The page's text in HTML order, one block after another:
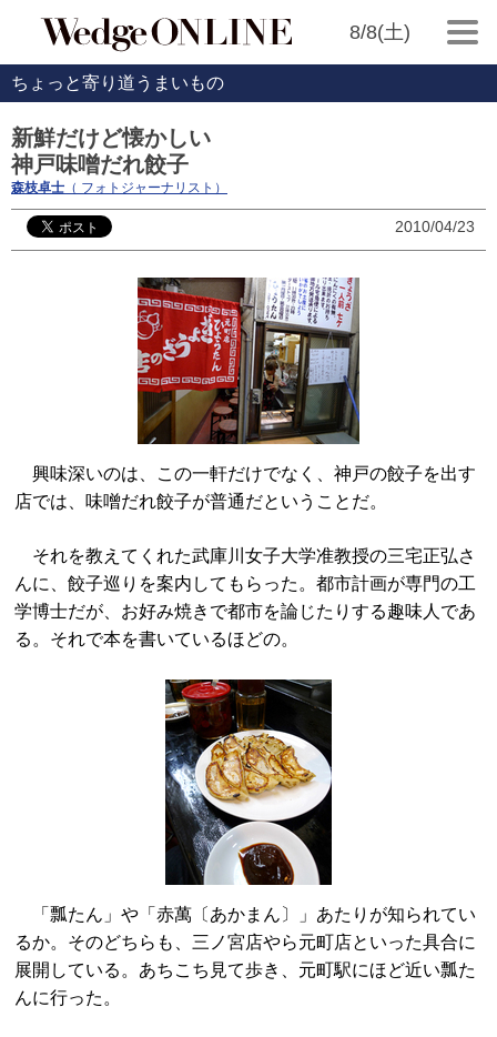
8/8(土)
ちょっと寄り道うまいもの
新鮮だけど懐かしい
神戸味噌だれ餃子
森枝卓士 （ フォトジャーナリスト）
2010/04/23
興味深いのは、この一軒だけでなく、神戸の餃子を出す
店では、味噌だれ餃子が普通だということだ。
それを教えてくれた武庫川女子大学准教授の三宅正弘さ
んに、餃子巡りを案内してもらった。都市計画が専門の工
学博士だが、お好み焼きで都市を論じたりする趣味人であ
る。それで本を書いているほどの。
「瓢たん」や「赤萬〔あかまん〕」あたりが知られてい
るか。そのどちらも、三ノ宮店やら元町店といった具合に
展開している。あちこち見て歩き、元町駅にほど近い瓢た
んに行った。